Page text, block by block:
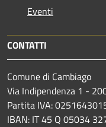
Eventi
CONTATTI
Comune di Cambiago
Via Indipendenza 1 -
Partita IVA:
IBAN: IT 45 Q 05034